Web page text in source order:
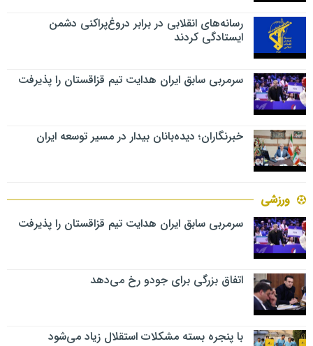
رسانه‌های انقلابی در برابر دروغ‌پراکنی دشمن
ایستادگی کردند
سرمربی سابق ایران هدایت تیم قزاقستان را پذیرفت
خبرنگاران؛ دیده‌بانان بیدار در مسیر توسعه ایران
ورزشی
سرمربی سابق ایران هدایت تیم قزاقستان را پذیرفت
اتفاق بزرگی برای جودو رخ می‌دهد
با پنجره بسته مشکلات استقلال زیاد می‌شود